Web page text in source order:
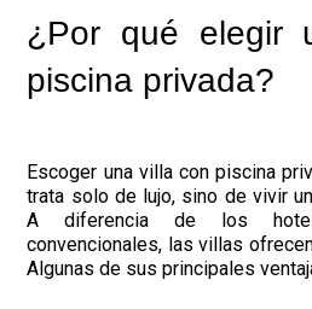
¿Por qué elegir
piscina privada?
Escoger una villa con piscina
trata solo de lujo, sino de vivir
A diferencia de los
convencionales, las villas
Algunas de sus principales